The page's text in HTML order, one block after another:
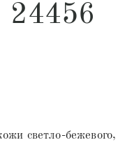
24456
светло-бежевого,